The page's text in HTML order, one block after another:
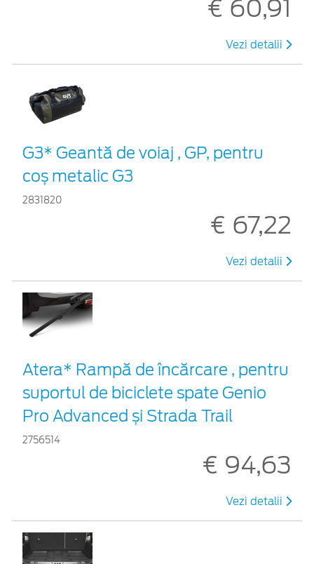
€ 60,91
Vezi detalii
G3* Geantă de voiaj , GP, pentru
coș metalic G3
2831820
€ 67,22
Vezi detalii
Atera* Rampă de încărcare , pentru
suportul de biciclete spate Genio
Pro Advanced și Strada Trail
2756514
€ 94,63
Vezi detalii